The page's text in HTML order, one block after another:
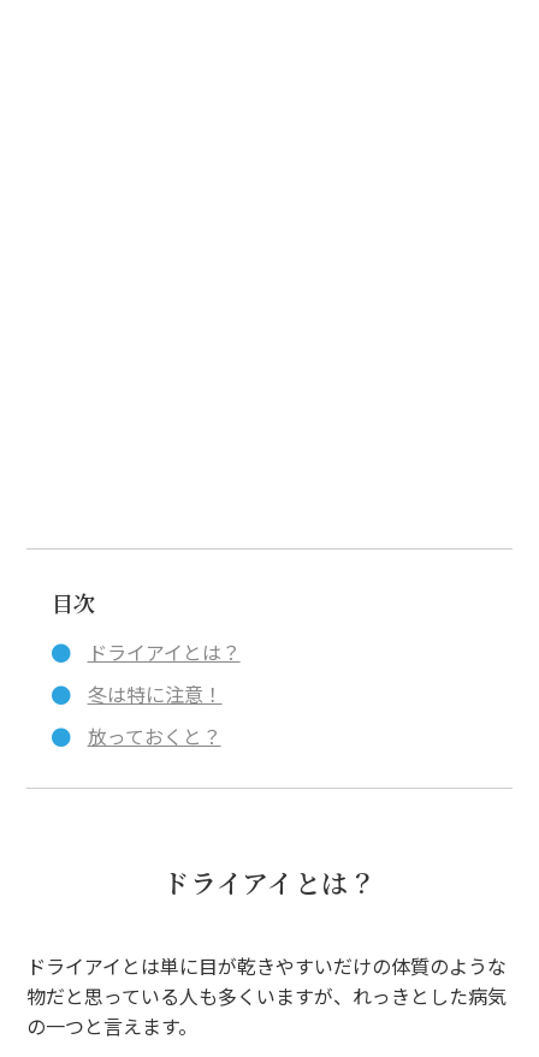
目次
ドライアイとは？
冬は特に注意！
放っておくと？
ドライアイとは？
ドライアイとは単に目が乾きやすいだけの体質のような
物だと思っている人も多くいますが、れっきとした病気
の一つと言えます。